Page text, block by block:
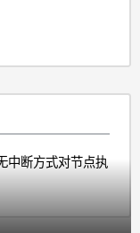
中断方式对节点执